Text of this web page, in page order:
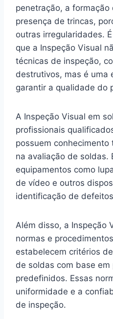
penetração, a formação
presença de trincas,
outras irregularidades.
que a Inspeção Visual
técnicas de inspeção,
destrutivos, mas é uma
garantir a qualidade do
A Inspeção Visual em
profissionais
possuem conhecimento
na avaliação de soldas.
equipamentos como
de vídeo e outros
identificação de
Além disso, a Inspeção
normas e
estabelecem critérios
de soldas com base
predefinidos. Essas
uniformidade e a
de inspeção.